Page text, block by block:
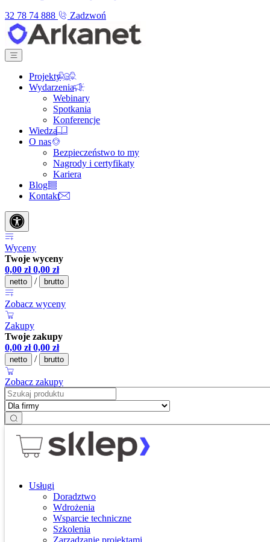
32 78 74 888
Zadzwoń
Projekty
Wydarzenia
Webinary
Spotkania
Konferencje
Wiedza
O nas
Bezpieczeństwo to my
Nagrody i certyfikaty
Kariera
Blog
Kontakt
Wyceny
Twoje wyceny
0,00 zł 0,00 zł
netto / brutto
Zobacz wyceny
Zakupy
Twoje zakupy
0,00 zł 0,00 zł
netto / brutto
Zobacz zakupy
Usługi
Doradztwo
Wdrożenia
Wsparcie techniczne
Szkolenia
Zarządzanie projektami